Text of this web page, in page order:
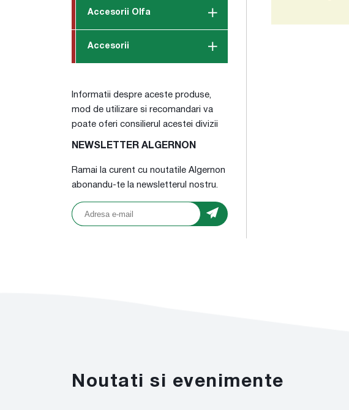
Accesorii Olfa
Accesorii
Informatii despre aceste produse,
mod de utilizare si recomandari va
poate oferi consilierul acestei divizii
NEWSLETTER ALGERNON
Ramai la curent cu noutatile Algernon
abonandu-te la newsletterul nostru.
Noutati si evenimente